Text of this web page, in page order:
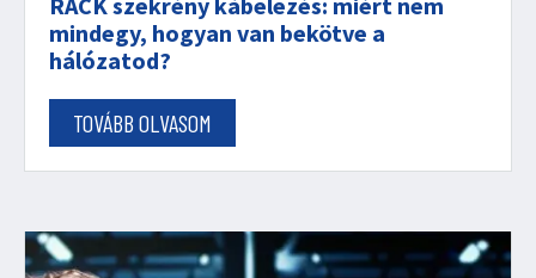
mindegy, hogyan van bekötve a
hálózatod?
TOVÁBB OLVASOM